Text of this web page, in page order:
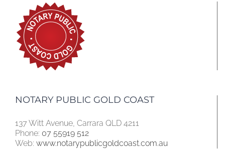
NOTARY PUBLIC GOLD COAST
137 Witt Avenue, Carrara QLD 4211
Phone: 07 55919 512
Web: www.notarypublicgoldcoast.com.au